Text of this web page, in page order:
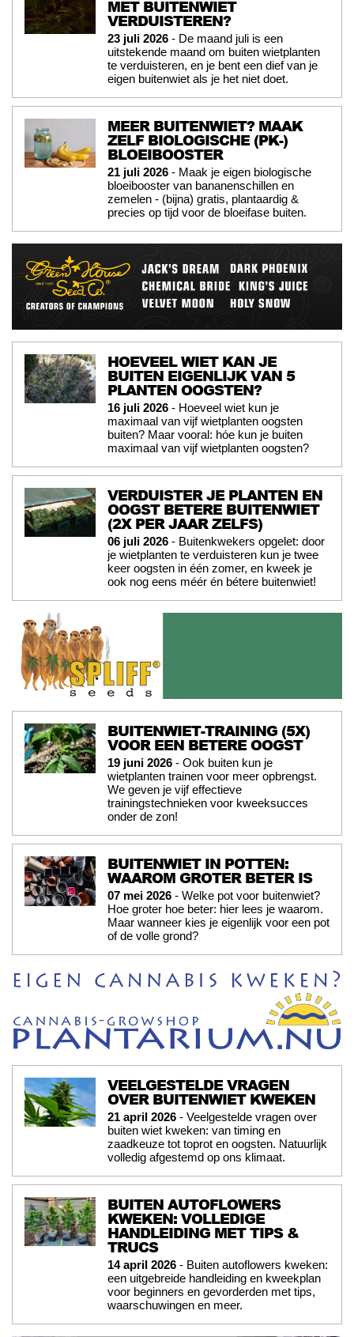
MET BUITENWIET
VERDUISTEREN?
23 juli 2026 - De maand juli is een
uitstekende maand om buiten wietplanten
te verduisteren, en je bent een dief van je
eigen buitenwiet als je het niet doet.
MEER BUITENWIET? MAAK
ZELF BIOLOGISCHE (PK-)
BLOEIBOOSTER
21 juli 2026 - Maak je eigen biologische
bloeibooster van bananenschillen en
zemelen - (bijna) gratis, plantaardig &
precies op tijd voor de bloeifase buiten.
HOEVEEL WIET KAN JE
BUITEN EIGENLIJK VAN 5
PLANTEN OOGSTEN?
16 juli 2026 - Hoeveel wiet kun je
maximaal van vijf wietplanten oogsten
buiten? Maar vooral: hóe kun je buiten
maximaal van vijf wietplanten oogsten?
VERDUISTER JE PLANTEN EN
OOGST BETERE BUITENWIET
(2X PER JAAR ZELFS)
06 juli 2026 - Buitenkwekers opgelet: door
je wietplanten te verduisteren kun je twee
keer oogsten in één zomer, en kweek je
ook nog eens méér én bétere buitenwiet!
BUITENWIET-TRAINING (5X)
VOOR EEN BETERE OOGST
19 juni 2026 - Ook buiten kun je
wietplanten trainen voor meer opbrengst.
We geven je vijf effectieve
trainingstechnieken voor kweeksucces
onder de zon!
BUITENWIET IN POTTEN:
WAAROM GROTER BETER IS
07 mei 2026 - Welke pot voor buitenwiet?
Hoe groter hoe beter: hier lees je waarom.
Maar wanneer kies je eigenlijk voor een pot
of de volle grond?
VEELGESTELDE VRAGEN
OVER BUITENWIET KWEKEN
21 april 2026 - Veelgestelde vragen over
buiten wiet kweken: van timing en
zaadkeuze tot toprot en oogsten. Natuurlijk
volledig afgestemd op ons klimaat.
BUITEN AUTOFLOWERS
KWEKEN: VOLLEDIGE
HANDLEIDING MET TIPS &
TRUCS
14 april 2026 - Buiten autoflowers kweken:
een uitgebreide handleiding en kweekplan
voor beginners en gevorderden met tips,
waarschuwingen en meer.